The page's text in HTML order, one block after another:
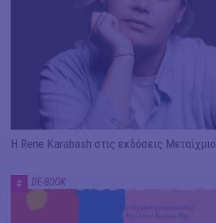
Η Rene Karabash στις εκδόσεις Μεταίχμιο
# DE-BOOK